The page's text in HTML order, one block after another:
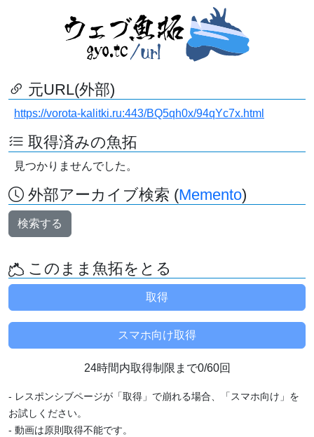
元URL(外部)
https://vorota-kalitki.ru:443/BQ5qh0x/94qYc7x.html
取得済みの魚拓
見つかりませんでした。
外部アーカイブ検索 (Memento)
検索する
このまま魚拓をとる
24時間内取得制限まで0/60回
- レスポンシブページが「取得」で崩れる場合、「スマホ向け」を
お試しください。
- 動画は原則取得不能です。